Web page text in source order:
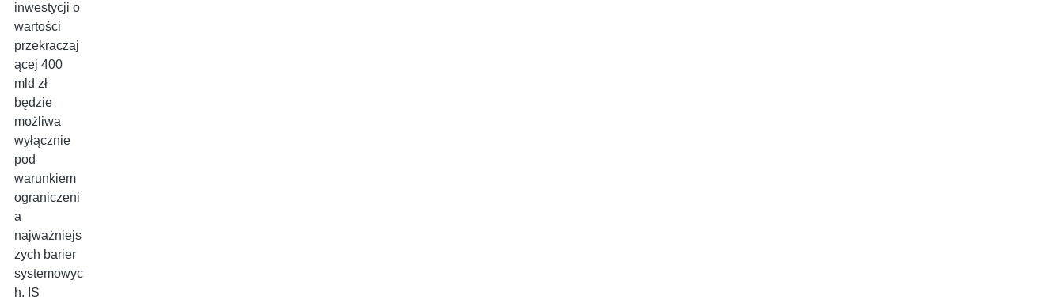
inwestycji o
wartości
przekraczaj
ącej 400
mld zł
będzie
możliwa
wyłącznie
pod
warunkiem
ograniczeni
a
najważniejs
zych barier
systemowyc
h. IS